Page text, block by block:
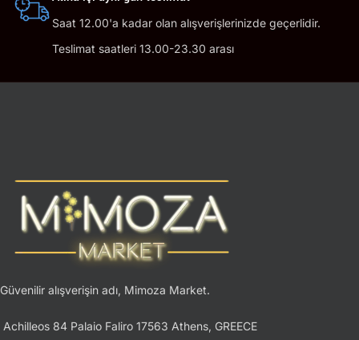
Saat 12.00'a kadar olan alışverişlerinizde geçerlidir.
Teslimat saatleri 13.00-23.30 arası
Güvenilir alışverişin adı, Mimoza Market.
Achilleos 84 Palaio Faliro 17563 Athens, GREECE